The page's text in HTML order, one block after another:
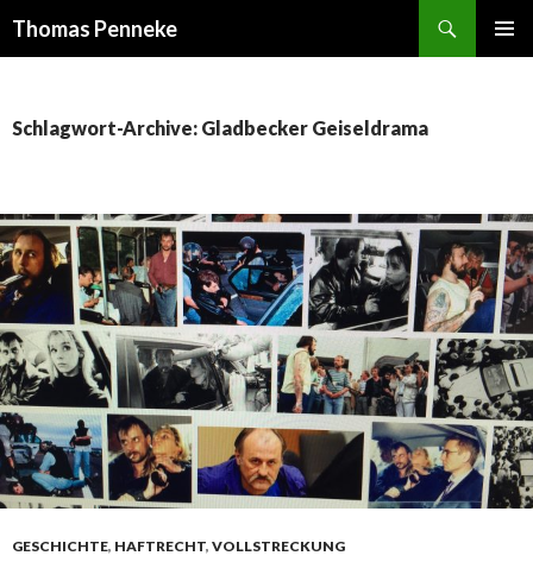
Thomas Penneke
Schlagwort-Archive: Gladbecker Geiseldrama
GESCHICHTE, HAFTRECHT, VOLLSTRECKUNG